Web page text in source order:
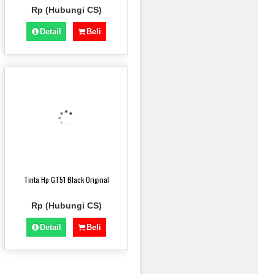
Rp (Hubungi CS)
Detail Beli
Tinta Hp GT51 Black Original
Rp (Hubungi CS)
Detail Beli